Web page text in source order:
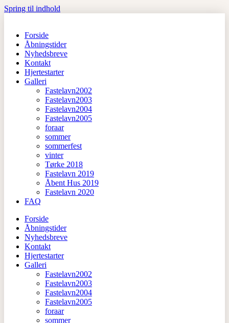
Spring til indhold
Forside
Åbningstider
Nyhedsbreve
Kontakt
Hjertestarter
Galleri
Fastelavn2002
Fastelavn2003
Fastelavn2004
Fastelavn2005
foraar
sommer
sommerfest
vinter
Tørke 2018
Fastelavn 2019
Åbent Hus 2019
Fastelavn 2020
FAQ
Forside
Åbningstider
Nyhedsbreve
Kontakt
Hjertestarter
Galleri
Fastelavn2002
Fastelavn2003
Fastelavn2004
Fastelavn2005
foraar
sommer